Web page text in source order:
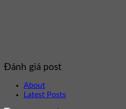
Đánh giá post
About
Latest Posts